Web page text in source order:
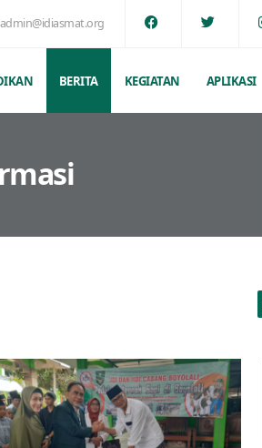
admin@idiasmat.org
BERITA KEGIATAN APLIKASI